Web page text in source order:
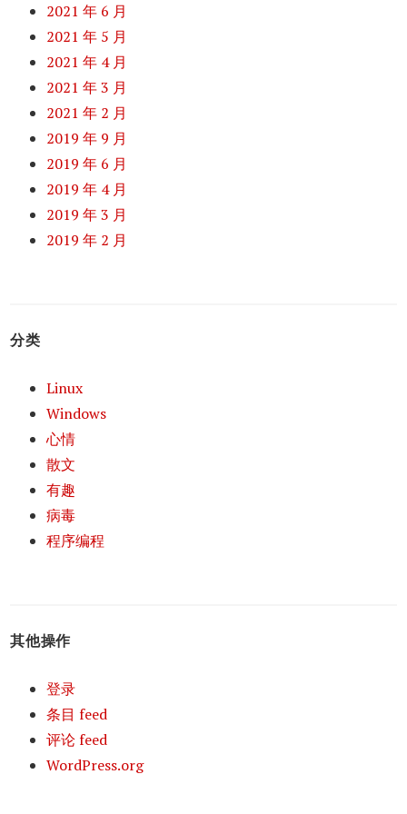
2021 年 6 月
2021 年 5 月
2021 年 4 月
2021 年 3 月
2021 年 2 月
2019 年 9 月
2019 年 6 月
2019 年 4 月
2019 年 3 月
2019 年 2 月
分类
Linux
Windows
心情
散文
有趣
病毒
程序编程
其他操作
登录
条目 feed
评论 feed
WordPress.org